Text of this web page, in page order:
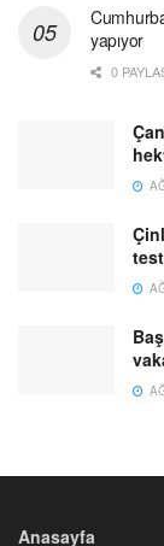
yapıyor
0
Anasayfa